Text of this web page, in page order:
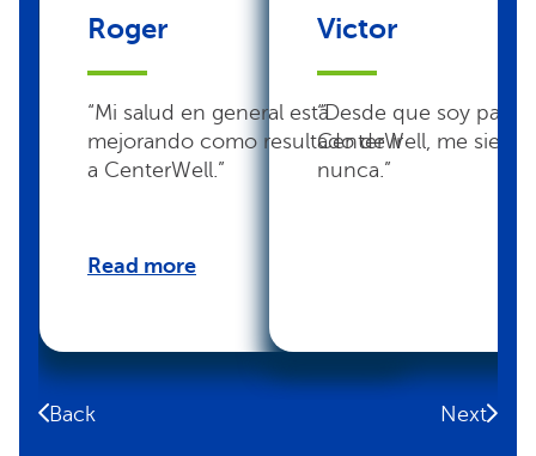
Back
Roger
“Mi salud en general está
mejorando como resultado de ir
a CenterWell.”
Read more
Victor
“Desde que soy
CenterWell, me
nunca.”
Next